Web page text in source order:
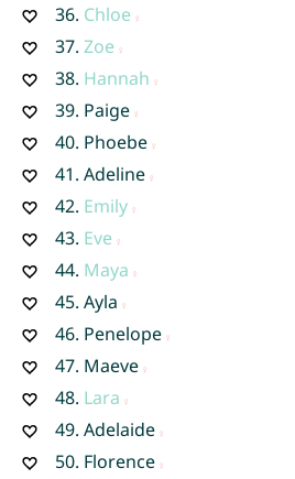
36. Chloe
37. Zoe
38. Hannah
39. Paige
40. Phoebe
41. Adeline
42. Emily
43. Eve
44. Maya
45. Ayla
46. Penelope
47. Maeve
48. Lara
49. Adelaide
50. Florence